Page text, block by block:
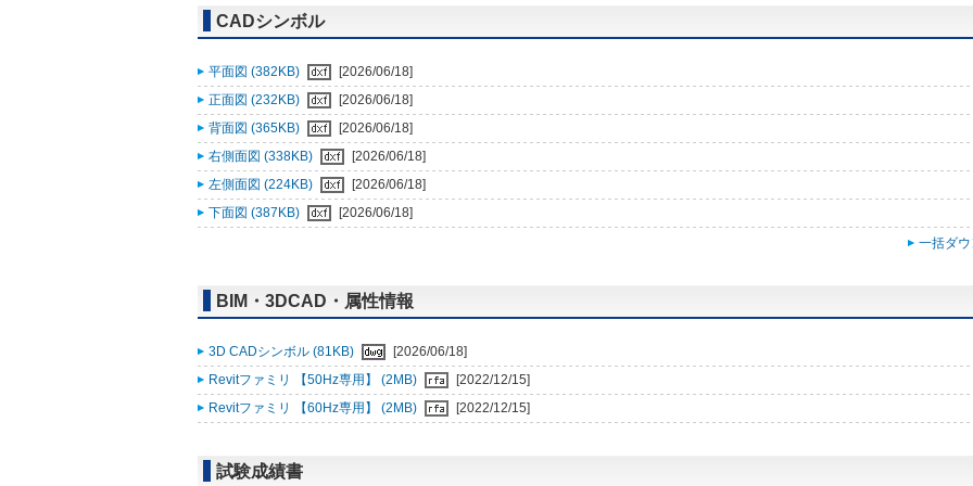
CADシンボル
平面図 (382KB)
[2026/06/18]
正面図 (232KB)
[2026/06/18]
背面図 (365KB)
[2026/06/18]
右側面図 (338KB)
[2026/06/18]
左側面図 (224KB)
[2026/06/18]
下面図 (387KB)
[2026/06/18]
一括ダ
BIM・3DCAD・属性情報
3D CADシンボル (81KB)
[2026/06/18]
Revitファミリ 【50Hz専用】 (2MB)
[2022/12/15]
Revitファミリ 【60Hz専用】 (2MB)
[2022/12/15]
試験成績書